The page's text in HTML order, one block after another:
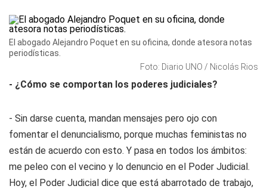
El abogado Alejandro Poquet en su oficina, donde atesora notas
periodísticas.
Foto: Diario UNO / Nicolás Rios
- ¿Cómo se comportan los poderes judiciales?
- Sin darse cuenta, mandan mensajes pero ojo con
fomentar el denuncialismo, porque muchas feministas no
están de acuerdo con esto. Y pasa en todos los ámbitos:
me peleo con el vecino y lo denuncio en el Poder Judicial.
Hoy, el Poder Judicial dice que está abarrotado de trabajo,